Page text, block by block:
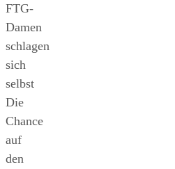
FTG-
Damen
schlagen
sich
selbst
Die
Chance
auf
den